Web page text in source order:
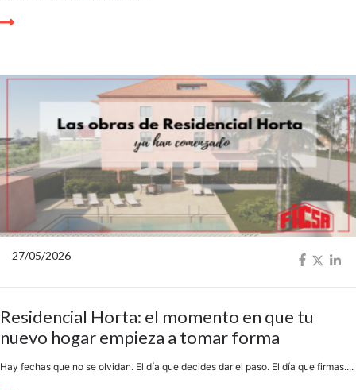
27/05/2026
Residencial Horta: el momento en que tu
nuevo hogar empieza a tomar forma
Hay fechas que no se olvidan. El día que decides dar el paso. El día que firmas....